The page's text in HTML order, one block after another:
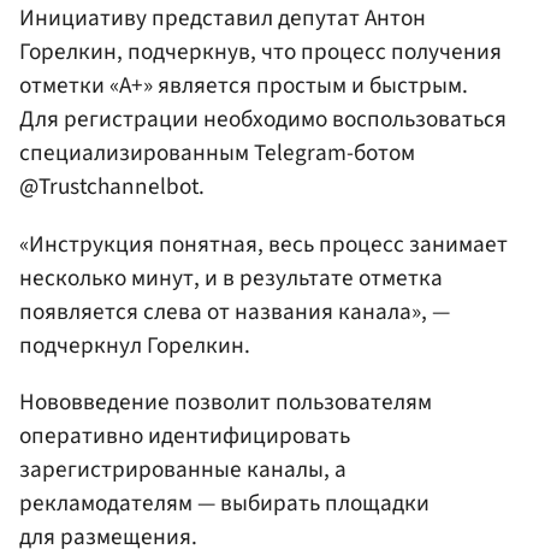
Инициативу представил депутат Антон
Горелкин, подчеркнув, что процесс получения
отметки «A+» является простым и быстрым.
Для регистрации необходимо воспользоваться
специализированным Telegram-ботом
@Trustchannelbot.
«Инструкция понятная, весь процесс занимает
несколько минут, и в результате отметка
появляется слева от названия канала», —
подчеркнул Горелкин.
Нововведение позволит пользователям
оперативно идентифицировать
зарегистрированные каналы, а
рекламодателям — выбирать площадки
для размещения.